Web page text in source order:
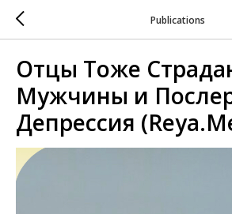
Publications
Отцы Тоже
Мужчины и
Депрессия